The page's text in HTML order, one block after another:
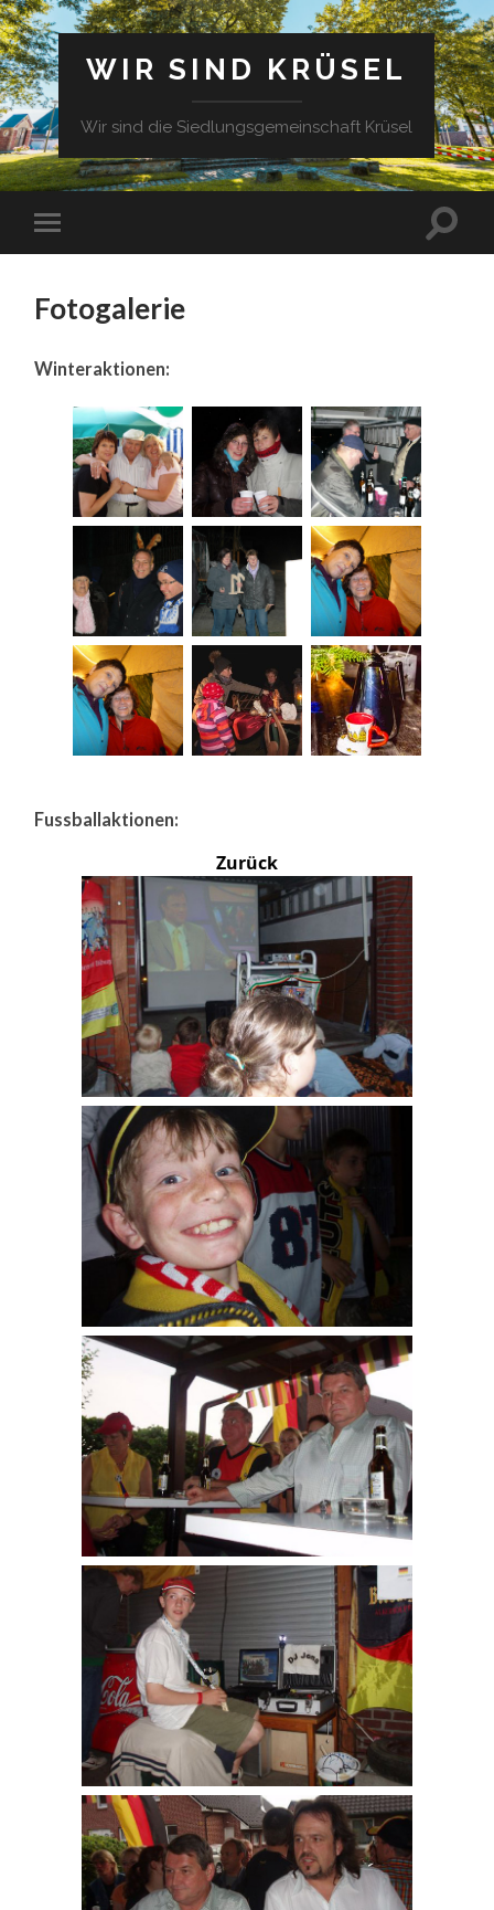
WIR SIND KRÜSEL
Wir sind die Siedlungsgemeinschaft Krüsel
Fotogalerie
Winteraktionen:
Fussballaktionen:
Zurück